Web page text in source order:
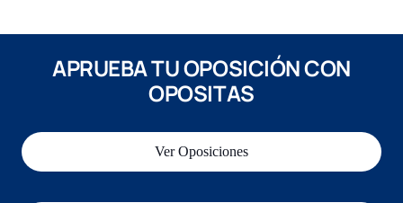
APRUEBA TU OPOSICIÓN CON
OPOSITAS
Ver Oposiciones